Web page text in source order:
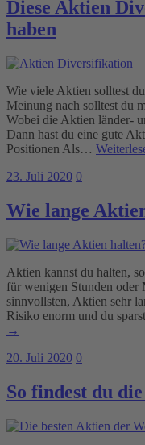
Diese Aktien
haben
Wie viele Aktien solltest
Meinung nach solltest du
Wobei die Aktien länder-
Dann hast du eine gute
Positionen Als…
23. Juli 2020 0
Wie lange
Aktien kannst du halten,
für wenigen Stunden oder
sinnvollsten, Aktien sehr
Risiko enorm und du
→
20. Juli 2020 0
So findest du